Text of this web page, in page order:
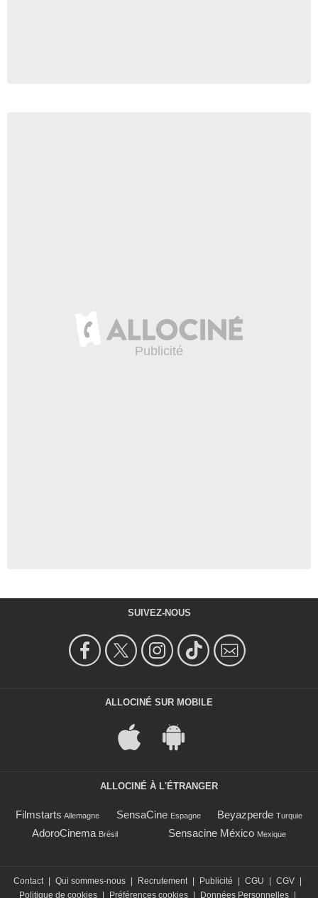
SUIVEZ-NOUS
ALLOCINÉ SUR MOBILE
ALLOCINÉ À L'ÉTRANGER
Filmstarts Allemagne SensaCine Espagne Beyazperde Turquie
AdoroCinema Brésil Sensacine México Mexique
Contact Qui sommes-nous Recrutement Publicité CGU CGV
Politique de cookies
Préférences cookies Données Personnelles